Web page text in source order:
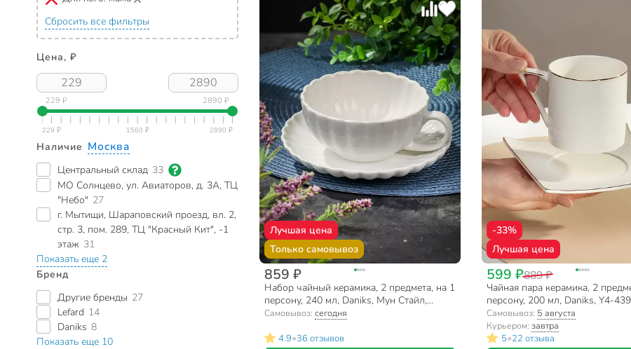
Сбросить все фильтры
Цена, ₽
229 ₽ 2890 ₽
Наличие Москва
Центральный склад 33
МО Солнцево, ул. Авиаторов, д. 3А, ТЦ
"Небо" 27
г. Мытищи, Шараповский проезд, вл. 2,
стр. 3, пом. 289, ТЦ "Красный Кит", -1
этаж 31
Показать еще 2
Бренд
Другие бренды 27
Lefard 14
Daniks 8
Показать еще 10
Лучшая цена
Только самовывоз
859 ₽
Набор чайный керамика, 2 предмета, на 1
персону, 240 мл, Daniks, Мун Стайл,
ZPX222301W-2
Самовывоз: сегодня
4.9•36 отзывов
-33%
Лучшая цена
599 ₽889 ₽
Чайная пара керамика, 2
персону, 200 мл, Daniks, Y4-
подарочная упаковка, белая
Самовывоз: 5 августа
Курьером: завтра
5•22 отзыва